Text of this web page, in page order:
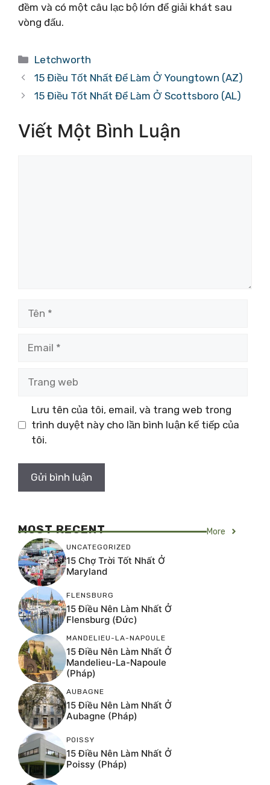
đềm và có một câu lạc bộ lớn để giải khát sau
vòng đấu.
Danh
mục
Letchworth
15 Điều Tốt Nhất Để Làm Ở Youngtown (AZ)
15 Điều Tốt Nhất Để Làm Ở Scottsboro (AL)
Viết Một Bình Luận
Lưu tên của tôi, email, và trang web trong
trình duyệt này cho lần bình luận kế tiếp của
tôi.
MOST RECENT More
UNCATEGORIZED
15 Chợ Trời Tốt Nhất Ở
Maryland
FLENSBURG
15 Điều Nên Làm Nhất Ở
Flensburg (Đức)
MANDELIEU-LA-NAPOULE
15 Điều Nên Làm Nhất Ở
Mandelieu-La-Napoule
(Pháp)
AUBAGNE
15 Điều Nên Làm Nhất Ở
Aubagne (Pháp)
POISSY
15 Điều Nên Làm Nhất Ở
Poissy (Pháp)